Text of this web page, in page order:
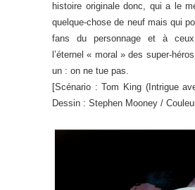
histoire originale donc, qui a le
quelque-chose de neuf mais qui
fans du personnage et à
l’éternel « moral » des super-
un : on ne tue pas.
[Scénario : Tom King (Intrigue
Dessin : Stephen Mooney /